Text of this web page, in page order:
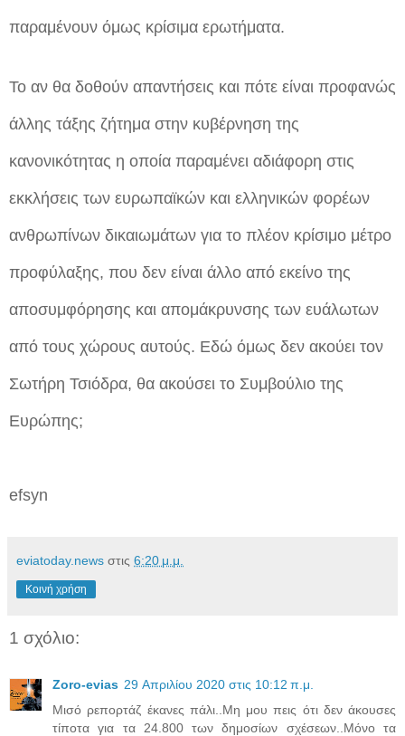
παραμένουν όμως κρίσιμα ερωτήματα.
Το αν θα δοθούν απαντήσεις και πότε είναι προφανώς
άλλης τάξης ζήτημα στην κυβέρνηση της
κανονικότητας η οποία παραμένει αδιάφορη στις
εκκλήσεις των ευρωπαϊκών και ελληνικών φορέων
ανθρωπίνων δικαιωμάτων για το πλέον κρίσιμο μέτρο
προφύλαξης, που δεν είναι άλλο από εκείνο της
αποσυμφόρησης και απομάκρυνσης των ευάλωτων
από τους χώρους αυτούς. Εδώ όμως δεν ακούει τον
Σωτήρη Τσιόδρα, θα ακούσει το Συμβούλιο της
Ευρώπης;
efsyn
eviatoday.news στις 6:20 μ.μ.
Κοινή χρήση
1 σχόλιο:
Zoro-evias 29 Απριλίου 2020 στις 10:12 π.μ.
Μισό ρεπορτάζ έκανες πάλι..Μη μου πεις ότι δεν άκουσες
τίποτα για τα 24.800 των δημοσίων σχέσεων..Μόνο τα